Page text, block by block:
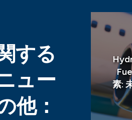
する
ュー
他：
素: